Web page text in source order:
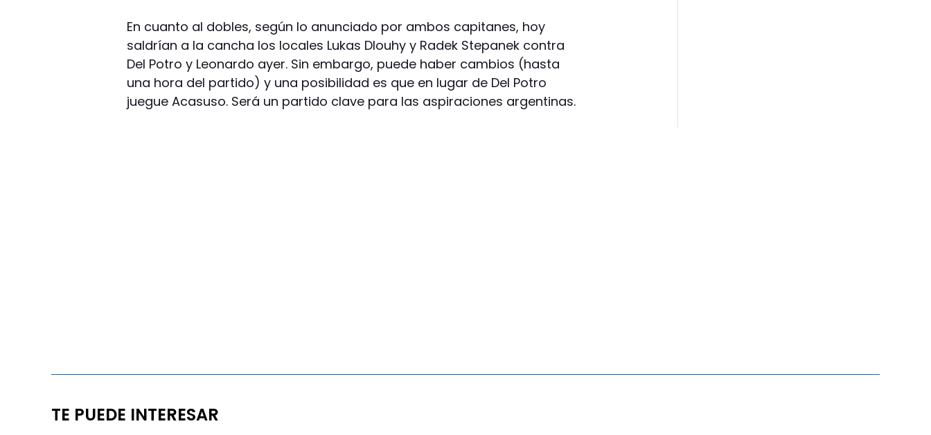
En cuanto al dobles, según lo anunciado por ambos capitanes, hoy
saldrían a la cancha los locales Lukas Dlouhy y Radek Stepanek contra
Del Potro y Leonardo ayer. Sin embargo, puede haber cambios (hasta
una hora del partido) y una posibilidad es que en lugar de Del Potro
juegue Acasuso. Será un partido clave para las aspiraciones argentinas.
TE PUEDE INTERESAR